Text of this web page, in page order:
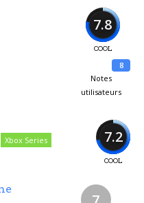
7.8
COOL
8
Notes
utilisateurs
7.2
COOL
Xbox Series